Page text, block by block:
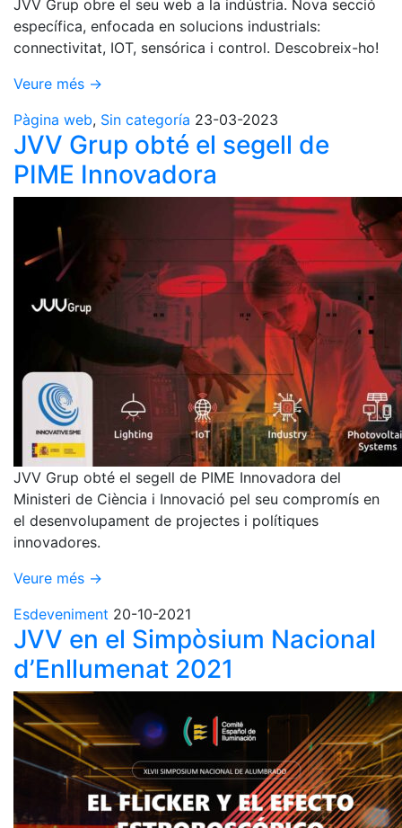
JVV Grup obre el seu web a la indústria. Nova secció
específica, enfocada en solucions industrials:
connectivitat, IOT, sensórica i control. Descobreix-ho!
Veure més →
Pàgina web, Sin categoría 23-03-2023
JVV Grup obté el segell de
PIME Innovadora
JVV Grup obté el segell de PIME Innovadora del
Ministeri de Ciència i Innovació pel seu compromís en
el desenvolupament de projectes i polítiques
innovadores.
Veure més →
Esdeveniment 20-10-2021
JVV en el Simpòsium Nacional
d’Enllumenat 2021